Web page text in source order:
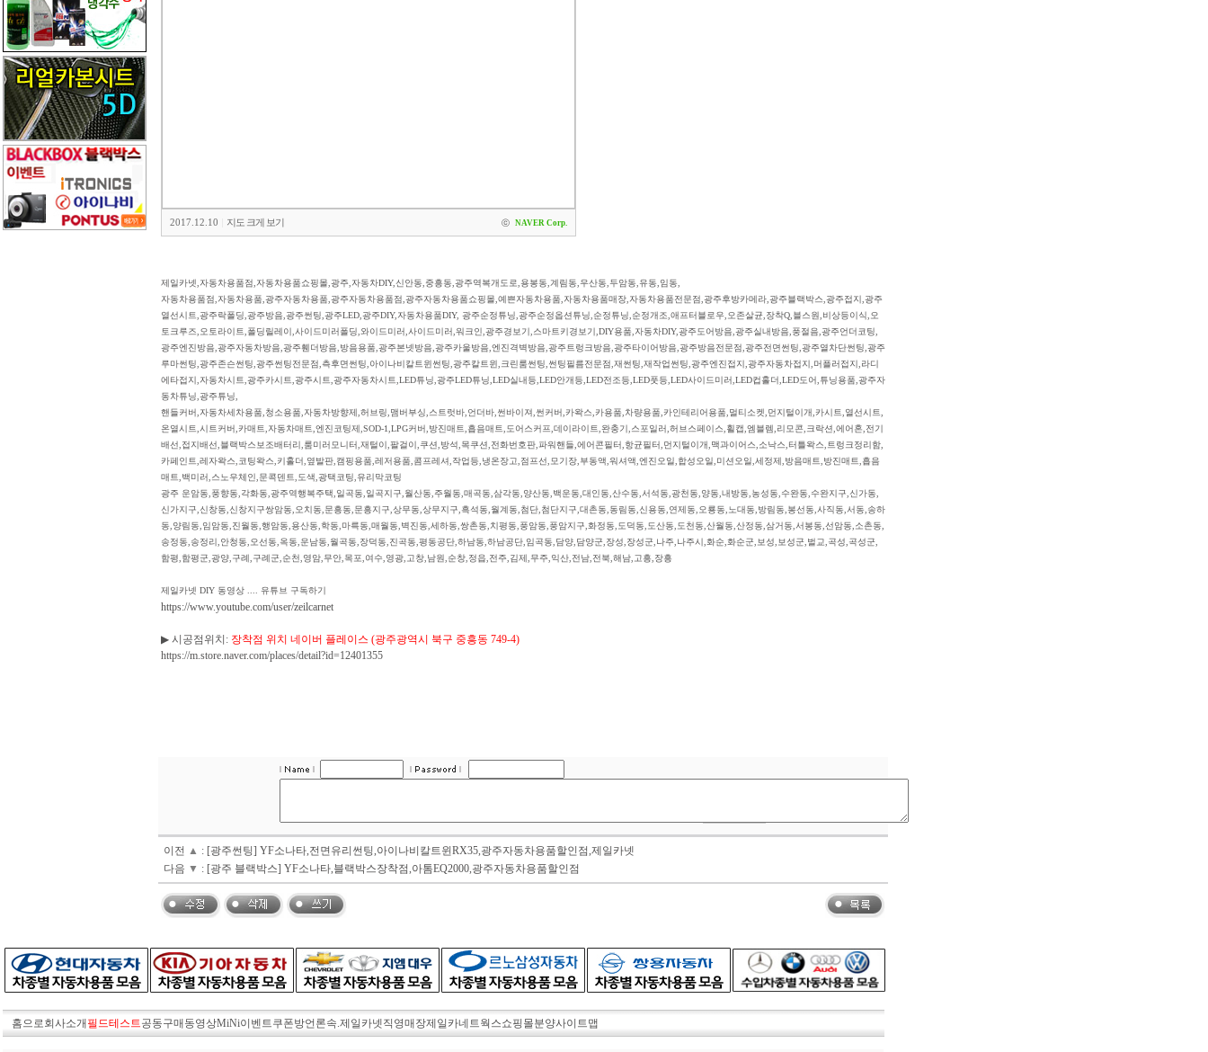
2017.12.10 지도 크게 보기 ⓒ NAVER Corp.
제일카넷,자동차용품점,자동차용품쇼핑몰,광주,자동차DIY,신안동,중흥동,광주역복개도로,용봉동,계림동,우산동,두암동,유동,임동,
자동차용품점,자동차용품,광주자동차용품,광주자동차용품점,광주자동차용품쇼핑몰,예쁜자동차용품,자동차용품매장,자동차용품전문점,광주후방카메라,광주블랙박스,광주접지,광주
열선시트,광주락폴딩,광주방음,광주썬팅,광주LED,광주DIY,자동차용품DIY, 광주순정튜닝,광주순정옵션튜닝,순정튜닝,순정개조,애프터블로우,오존살균,장착Q,블스원,비상등이식,오
토크루즈,오토라이트,폴딩릴레이,사이드미러폴딩,와이드미러,사이드미러,워크인,광주경보기,스마트키경보기,DIY용품,자동차DIY,광주도어방음,광주실내방음,풍절음,광주언더코팅,
광주엔진방음,광주자동차방음,광주휀더방음,방음용품,광주본넷방음,광주카울방음,엔진격벽방음,광주트렁크방음,광주타이어방음,광주방음전문점,광주전면썬팅,광주열차단썬팅,광주
루마썬팅,광주존슨썬팅,광주썬팅전문점,측후면썬팅,아이나비칼트윈썬팅,광주칼트윈,크린룸썬팅,썬팅필름전문점,재썬팅,재작업썬팅,광주엔진접지,광주자동차접지,머플러접지,라디
에타접지,자동차시트,광주카시트,광주시트,광주자동차시트,LED튜닝,광주LED튜닝,LED실내등,LED안개등,LED전조등,LED풋등,LED사이드미러,LED컵홀더,LED도어,튜닝용품,광주자
동차튜닝,광주튜닝,
핸들커버,자동차세차용품,청소용품,자동차방향제,허브링,맴버부싱,스트럿바,언더바,썬바이져,썬커버,카왁스,카용품,차량용품,카인테리어용품,멀티소켓,먼지털이개,카시트,열선시트,
온열시트,시트커버,카매트,자동차매트,엔진코팅제,SOD-1,LPG커버,방진매트,흡음매트,도어스커프,데이라이트,완충기,스포일러,허브스페이스,휠캡,엠블렘,리모콘,크락션,에어혼,전기
배선,접지배선,블랙박스보조배터리,룸미러모니터,재털이,팔걸이,쿠션,방석,목쿠션,전화번호판,파워핸들,에어콘필터,항균필터,먼지털이개,맥과이어스,소낙스,터틀왁스,트렁크정리함,
카페인트,레자왁스,코팅왁스,키홀더,옆발판,캠핑용품,레저용품,콤프레셔,작업등,냉온장고,점프선,모기장,부동액,워셔액,엔진오일,합성오일,미션오일,세정제,방음매트,방진매트,흡음
매트,백미러,스노우체인,문콕덴트,도색,광택코팅,유리막코팅
광주 운암동,풍향동,각화동,광주역행복주택,일곡동,일곡지구,월산동,주월동,매곡동,삼각동,양산동,백운동,대인동,산수동,서석동,광천동,양동,내방동,농성동,수완동,수완지구,신가동,
신가지구,신창동,신창지구쌍암동,오치동,문흥동,문흥지구,상무동,상무지구,흑석동,월계동,첨단,첨단지구,대촌동,동림동,신용동,연제동,오룡동,노대동,방림동,봉선동,사직동,서동,송하
동,양림동,임암동,진월동,행암동,용산동,학동,마륵동,매월동,벽진동,세하동,쌍촌동,치평동,풍암동,풍암지구,화정동,도덕동,도산동,도천동,산월동,산정동,삼거동,서봉동,선암동,소촌동,
송정동,송정리,안청동,오선동,옥동,운남동,월곡동,장덕동,진곡동,평동공단,하남동,하남공단,임곡동,담양,담양군,장성,장성군,나주,나주시,화순,화순군,보성,보성군,벌교,곡성,곡성군,
함평,함평군,광양,구례,구례군,순천,영암,무안,목포,여수,영광,고창,남원,순창,정읍,전주,김제,무주,익산,전남,전북,해남,고흥,장흥
제일카넷 DIY 동영상 .... 유튜브 구독하기
https://www.youtube.com/user/zeilcarnet
▶ 시공점위치: 장착점 위치 네이버 플레이스 (광주광역시 북구 중흥동 749-4)
https://m.store.naver.com/places/detail?id=12401355
이전 ▲ : [광주썬팅] YF소나타,전면유리썬팅,아이나비칼트윈RX35,광주자동차용품할인점,제일카넷
다음 ▼ : [광주 블랙박스] YF소나타,블랙박스장착점,아톰EQ2000,광주자동차용품할인점
홈으로회사소개 필드테스트공동구매 동영상MiNi이벤트쿠폰방언론속.제일카넷직영매장제일카네트웍스쇼핑몰분양사이트맵